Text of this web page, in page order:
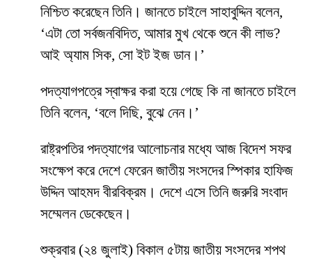
নিশ্চিত করেছেন তিনি। জানতে চাইলে সাহাবুদ্দিন বলেন,
‘এটা তো সর্বজনবিদিত, আমার মুখ থেকে শুনে কী লাভ?
আই অ্যাম সিক, সো ইট ইজ ডান।’
পদত্যাগপত্রে স্বাক্ষর করা হয়ে গেছে কি না জানতে চাইলে
তিনি বলেন, ‘বলে দিছি, বুঝে নেন।’
রাষ্ট্রপতির পদত্যাগের আলোচনার মধ্যে আজ বিদেশ সফর
সংক্ষেপ করে দেশে ফেরেন জাতীয় সংসদের স্পিকার হাফিজ
উদ্দিন আহমদ বীরবিক্রম। দেশে এসে তিনি জরুরি সংবাদ
সম্মেলন ডেকেছেন।
শুক্রবার (২৪ জুলাই) বিকাল ৫টায় জাতীয় সংসদের শপথ